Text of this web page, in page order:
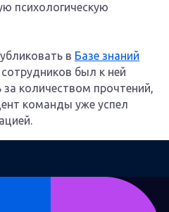
психологическую
в Базе знаний
был к ней
количеством прочтений,
команды уже успел